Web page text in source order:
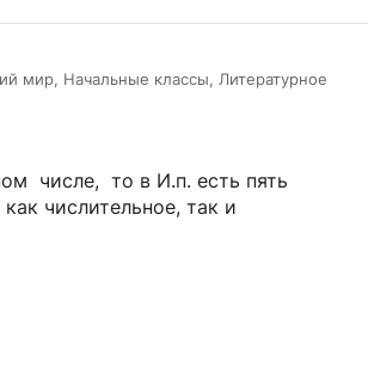
мир, Начальные классы, Литературное
числе, то в И.п. есть пять
числительное, так и